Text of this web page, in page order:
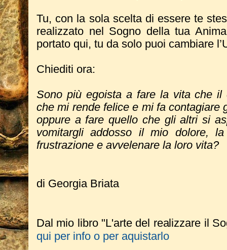
Tu, con la sola scelta di essere te
realizzato nel Sogno della tua
portato qui, tu da solo puoi cambiare
Chiediti ora:
Sono più egoista a fare la vita che il
che mi rende felice e mi fa contagiare
oppure a fare quello che gli altri si
vomitargli addosso il mio dolore,
frustrazione e avvelenare la loro vita?
di Georgia Briata
Dal mio libro "L'arte del realizzare il
qui per info o per aquistarlo